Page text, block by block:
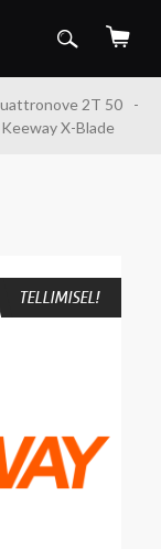
2T 50
X-Blade
TELLIMISEL!